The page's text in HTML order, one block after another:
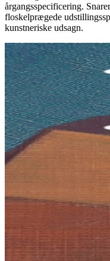
årgangsspecificering.
floskelprægede
kunstneriske udsagn.